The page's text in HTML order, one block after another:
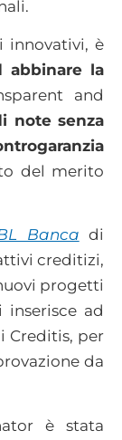
innovativi, è
abbinare la
and
note senza
del merito
Banca di
creditizi,
progetti
ad
Creditis, per
da
è stata